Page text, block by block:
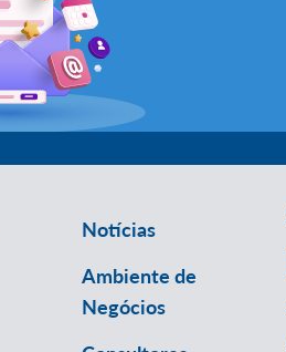
Notícias
Ambiente de
Negócios